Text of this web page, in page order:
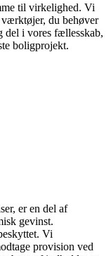
til virkelighed. Vi
du behøver
del i vores fællesskab,
boligprojekt.
er en del af
gevinst.
Vi
provision ved